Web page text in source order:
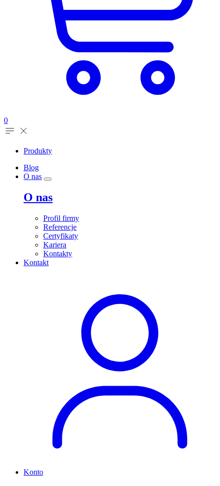
0
Produkty
Blog
O nas
O nas
Profil firmy
Referencje
Certyfikaty
Kariera
Kontakty
Kontakt
Konto